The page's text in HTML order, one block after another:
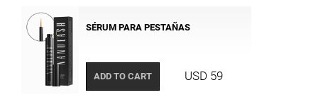
SÉRUM PARA PESTAÑAS
ADD TO CART USD 59